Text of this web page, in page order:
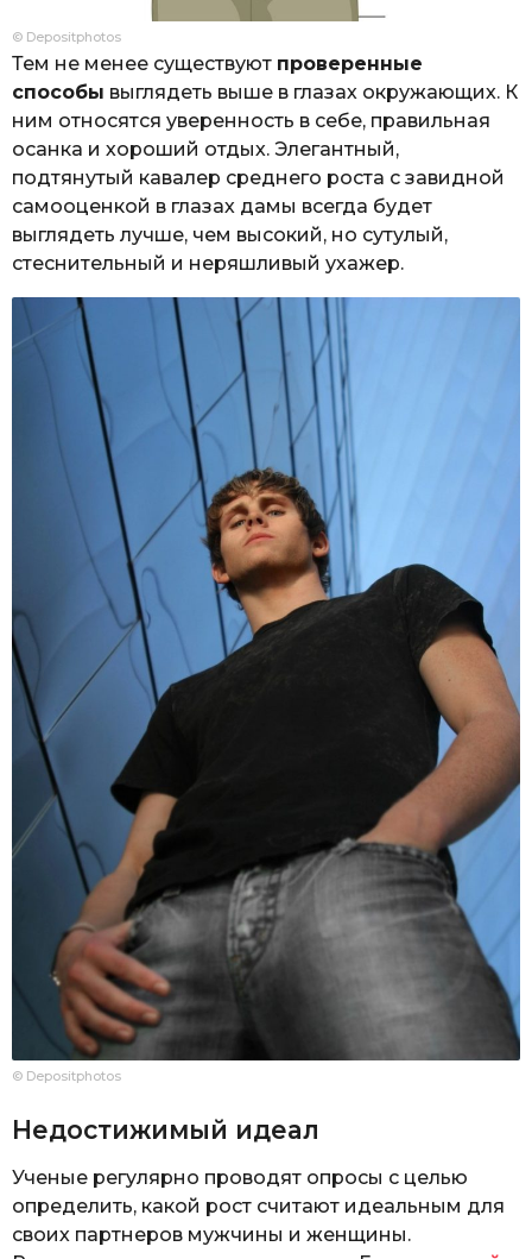
© Depositphotos
Тем не менее существуют проверенные
способы выглядеть выше в глазах окружающих. К
ним относятся уверенность в себе, правильная
осанка и хороший отдых. Элегантный,
подтянутый кавалер среднего роста с завидной
самооценкой в глазах дамы всегда будет
выглядеть лучше, чем высокий, но сутулый,
стеснительный и неряшливый ухажер.
© Depositphotos
Недостижимый идеал
Ученые регулярно проводят опросы с целью
определить, какой рост считают идеальным для
своих партнеров мужчины и женщины.